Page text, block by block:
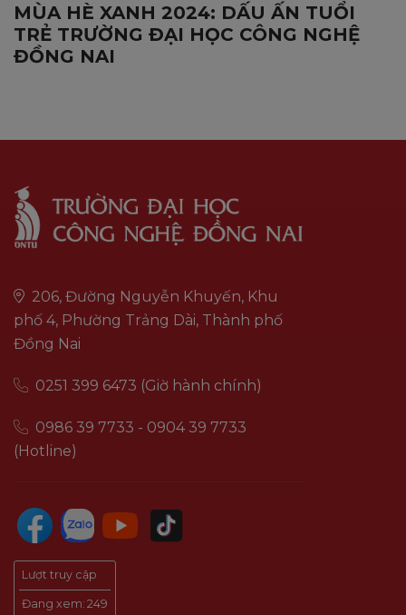
MÙA HÈ XANH 2024: DẤU ẤN TUỔI
TRẺ TRƯỜNG ĐẠI HỌC CÔNG NGHỆ
ĐỒNG NAI
206, Đường Nguyễn Khuyến, Khu
phố 4, Phường Trảng Dài, Thành phố
Đồng Nai
0251 399 6473 (Giờ hành chính)
0986 39 7733 - 0904 39 7733
(Hotline)
Lượt truy cập
Đang xem: 249